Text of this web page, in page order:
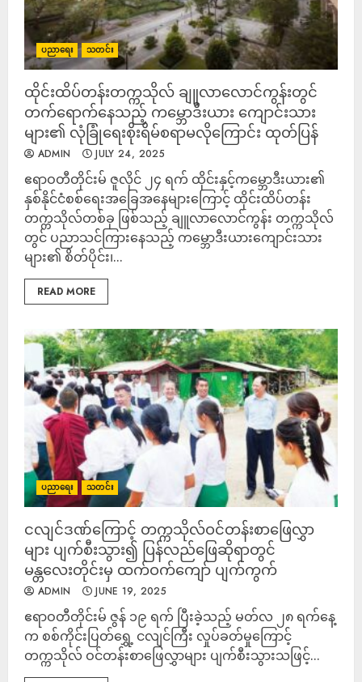
ပညာရေး သတင်း
ထိုင်းထိပ်တန်းတက္ကသိုလ် ချူလာလောင်ကွန်းတွင်
တက်ရောက်နေသည့် ‌‌‌‌‌‌‌‌‌‌‌‌‌‌‌‌‌‌‌‌‌‌‌‌‌‌‌‌‌‌‌‌ကမ္ဘောဒီးယား ကျောင်းသား
များ၏ လုံခြုံရေးစိုးရိမ်စရာမလိုကြောင်း ထုတ်ပြန်
ADMIN JULY 24, 2025
ဧရာဝတီတိုင်းမ် ဇူလိုင် ၂၄ ရက် ထိုင်းနှင့်က‌မ္ဘောဒီးယား၏
နှစ်နိုင်ငံစစ်ရေးအခြေအနေများကြောင့် ထိုင်းထိပ်တန်း
တက္ကသိုလ်တစ်ခု ဖြစ်သည့် ချူလာလောင်ကွန်း တက္ကသိုလ်
တွင် ပညာသင်ကြားနေသည့် က‌မ္ဘောဒီးယားကျောင်းသား
များ၏ စိတ်ပိုင်း၊...
READ MORE
ပညာရေး သတင်း
ငလျင်ဒဏ်ကြောင့် တက္ကသိုလ်ဝင်တန်းစာဖြေလွှာ
များ ပျက်စီးသွား၍ ပြန်လည်ဖြေဆိုရာတွင်
မန္တလေးတိုင်းမှ ထက်ဝက်ကျော် ပျက်ကွက်
ADMIN JUNE 19, 2025
ဧရာဝတီတိုင်းမ် ဇွန် ၁၉ ရက် ပြီးခဲ့သည့် မတ်လ ၂၈ ရက်နေ့
က စစ်ကိုင်းပြတ်ရွှေ့ ငလျင်ကြီး လှုပ်ခတ်မှုကြောင့်
တက္ကသိုလ် ဝင်တန်းစာဖြေလွှာများ ပျက်စီးသွားသဖြင့်...